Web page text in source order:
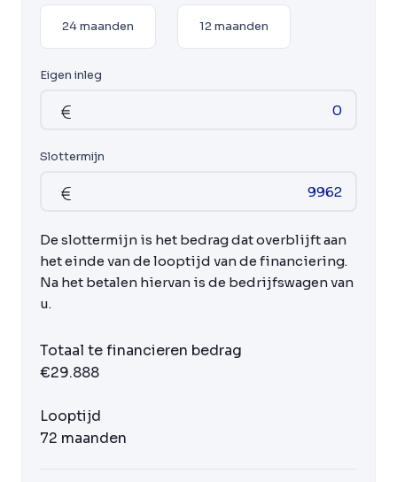
24 maanden 12 maanden
Eigen inleg
Slottermijn
De slottermijn is het bedrag dat overblijft aan
het einde van de looptijd van de financiering.
Na het betalen hiervan is de bedrijfswagen van
u.
Totaal te financieren bedrag
€29.888
Looptijd
72 maanden